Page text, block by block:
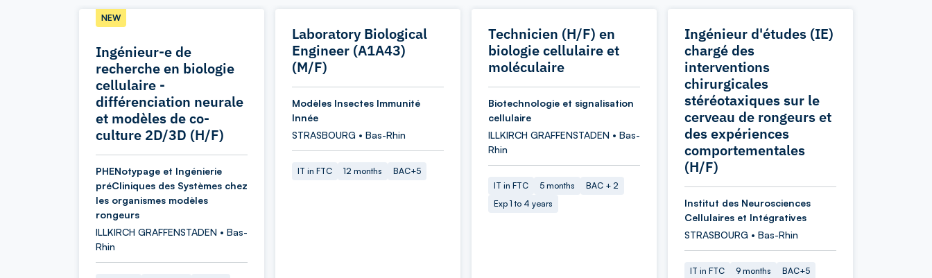
Ingénieur-e de
recherche en biologie
cellulaire -
différenciation neurale
et modèles de co-
culture 2D/3D (H/F)
NEW
PHENotypage et Ingénierie
préCliniques des Systèmes chez
les organismes modèles
rongeurs
ILLKIRCH GRAFFENSTADEN • Bas-
Rhin
Laboratory Biological
Engineer (A1A43)
(M/F)
Modèles Insectes Immunité
Innée
STRASBOURG • Bas-Rhin
IT in FTC 12 months BAC+5
Technicien (H/F) en
biologie cellulaire et
moléculaire
Biotechnologie et signalisation
cellulaire
ILLKIRCH GRAFFENSTADEN • Bas-
Rhin
IT in FTC 5 months
BAC + 2
Exp 1 to 4 years
Ingénieur d'études (IE)
chargé des
interventions
chirurgicales
stéréotaxiques sur le
cerveau de rongeurs et
des expériences
comportementales
(H/F)
Institut des Neurosciences
Cellulaires et Intégratives
STRASBOURG • Bas-Rhin
IT in FTC 9 months BAC+5